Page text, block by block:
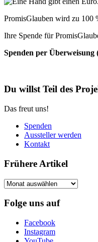
PromisGlauben wird zu 100
Ihre Spende für
Spenden per
Du willst Teil des
Das freut uns!
Spenden
Aussteller werden
Kontakt
Frühere Artikel
Frühere
Folge uns auf
Facebook
Instagram